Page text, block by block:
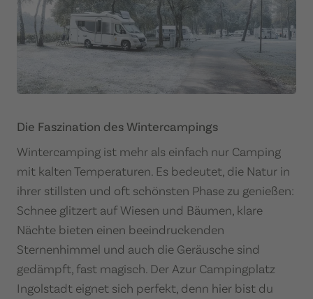
Die Faszination des Wintercampings
Wintercamping ist mehr als einfach nur Camping
mit kalten Temperaturen. Es bedeutet, die Natur in
ihrer stillsten und oft schönsten Phase zu genießen:
Schnee glitzert auf Wiesen und Bäumen, klare
Nächte bieten einen beeindruckenden
Sternenhimmel und auch die Geräusche sind
gedämpft, fast magisch. Der Azur Campingplatz
Ingolstadt eignet sich perfekt, denn hier bist du